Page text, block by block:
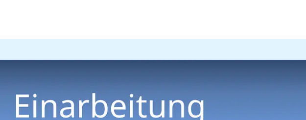
als auch für das Unternehmen. Alles, was du wissen musst, damit die